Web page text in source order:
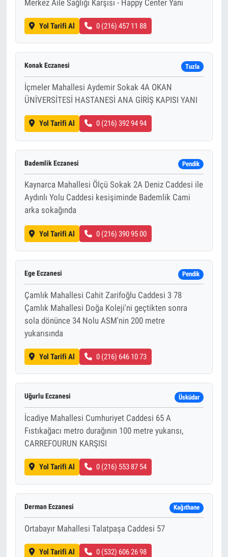
Merkez Aile Sağlığı Karşısı - Happy Center Yanı
Yol Tarifi Al 0 (216) 457 11 88
Konak Eczanesi Tuzla
İçmeler Mahallesi Aydemir Sokak 4A OKAN
ÜNİVERSİTESİ HASTANESİ ANA GİRİŞ KAPISI YANI
Yol Tarifi Al 0 (216) 392 94 94
Bademlik Eczanesi Pendik
Kaynarca Mahallesi Ölçü Sokak 2A Deniz Caddesi ile
Aydınlı Yolu Caddesi kesişiminde Bademlik Cami
arka sokağında
Yol Tarifi Al 0 (216) 390 95 00
Ege Eczanesi Pendik
Çamlık Mahallesi Cahit Zarifoğlu Caddesi 3 78
Çamlık Mahallesi Doğa Koleji'ni geçtikten sonra
sola dönünce 34 Nolu ASM'nin 200 metre
yukarısında
Yol Tarifi Al 0 (216) 646 10 73
Uğurlu Eczanesi Üsküdar
İcadiye Mahallesi Cumhuriyet Caddesi 65 A
Fıstıkağacı metro durağının 100 metre yukarısı,
CARREFOURUN KARŞISI
Yol Tarifi Al 0 (216) 553 87 54
Derman Eczanesi Kağıthane
Ortabayır Mahallesi Talatpaşa Caddesi 57
Yol Tarifi Al 0 (532) 606 26 98